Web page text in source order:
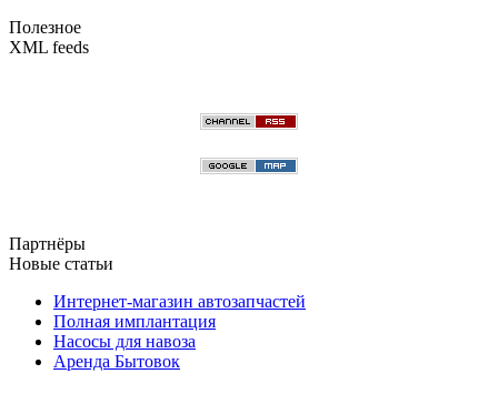
Полезное
XML feeds
Партнёры
Новые статьи
Интернет-магазин автозапчастей
Полная имплантация
Насосы для навоза
Аренда Бытовок